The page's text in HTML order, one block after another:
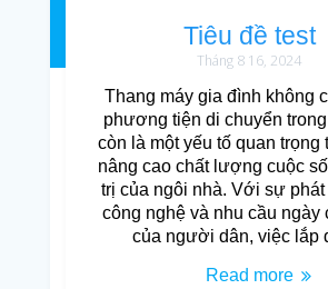
Tiêu đề test
Tháng 8 16, 2024
Thang máy gia đình không
phương tiện di chuyển
còn là một yếu tố quan trọng
nâng cao chất lượng cuộc
trị của ngôi nhà. Với sự phát
công nghệ và nhu cầu ngày
của người dân, việc lắp
Read more